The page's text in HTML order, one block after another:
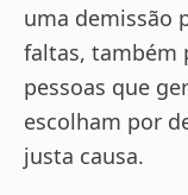
uma demissão
faltas, também
pessoas que
escolham por
justa causa.